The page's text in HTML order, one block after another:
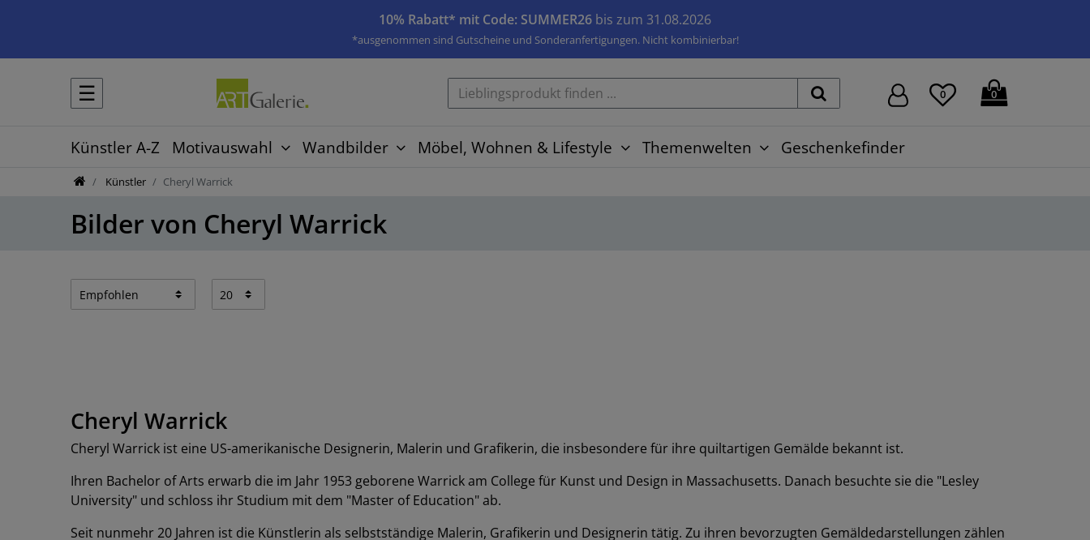
10% Rabatt* mit Code: SUMMER26 bis zum 31.08.2026
*ausgenommen sind Gutscheine und Sonderanfertigungen. Nicht kombinierbar!
☰ 0 0
Künstler A-Z Motivauswahl Wandbilder Möbel, Wohnen & Lifestyle Themenwelten Geschenkefinder
Künstler Cheryl Warrick
Bilder von Cheryl Warrick
Cheryl Warrick
Cheryl Warrick ist eine US-amerikanische Designerin, Malerin und Grafikerin, die insbesondere für ihre quiltartigen Gemälde bekannt ist.
Ihren Bachelor of Arts erwarb die im Jahr 1953 geborene Warrick am College für Kunst und Design in Massachusetts. Danach besuchte sie die "Lesley
University" und schloss ihr Studium mit dem "Master of Education" ab.
Seit nunmehr 20 Jahren ist die Künstlerin als selbstständige Malerin, Grafikerin und Designerin tätig. Zu ihren bevorzugten Gemäldedarstellungen zählen